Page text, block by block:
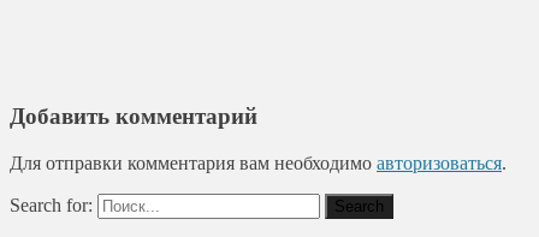
Добавить комментарий
Для отправки комментария вам необходимо авторизоваться.
Search for: